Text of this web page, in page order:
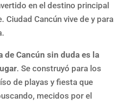
en el destino principal
Ciudad Cancún vive de y para
de Cancún sin duda es la
. Se construyó para los
de playas y fiesta que
mecidos por el